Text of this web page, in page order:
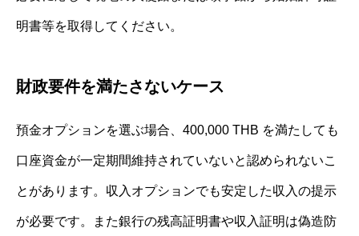
明書等を取得してください。
財政要件を満たさないケース
預金オプションを選ぶ場合、400,000 THB を満たしても
口座資金が一定期間維持されていないと認められないこ
とがあります。収入オプションでも安定した収入の提示
が必要です。また銀行の残高証明書や収入証明は偽造防